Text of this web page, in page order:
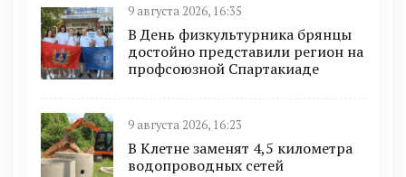
9 августа 2026, 16:35
В День физкультурника брянцы
достойно представили регион на
профсоюзной Спартакиаде
9 августа 2026, 16:23
В Клетне заменят 4,5 километра
водопроводных сетей